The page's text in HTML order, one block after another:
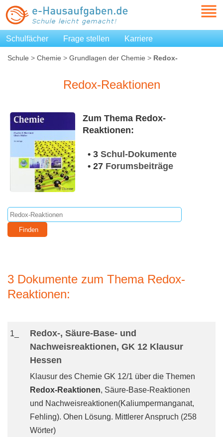
Schulfächer Frage stellen Karriere
Schule > Chemie > Grundlagen der Chemie > Redox-
Redox-Reaktionen
Zum Thema Redox-
Reaktionen:
• 3 Schul-Dokumente
• 27 Forumsbeiträge
3 Dokumente zum Thema Redox-
Reaktionen:
1_
Redox-, Säure-Base- und
Nachweisreaktionen, GK 12 Klausur
Hessen
Klausur des Chemie GK 12/1 über die Themen
Redox-Reaktionen, Säure-Base-Reaktionen
und Nachweisreaktionen(Kaliumpermanganat,
Fehling). Ohen Lösung. Mittlerer Anspruch (258
Wörter)